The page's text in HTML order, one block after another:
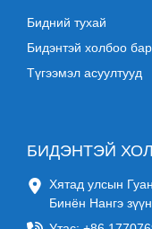
Бидний тухай
Бидэнтэй холбоо
Түгээмэл асуултууд
БИДЭНТЭЙ
Хятад улсын
Бинён Нангэ